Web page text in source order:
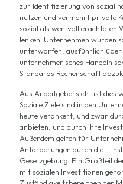
zur Identifizierung von sozial
nutzen und vermehrt private
sozial als wertvoll erachteten
lenken. Unternehmen würden
unterworfen, ausführlich über
unternehmerisches Handeln
Standards Rechenschaft
Aus Arbeitgebersicht ist dies
Soziale Ziele sind in den
heute verankert, und zwar
anbieten, und durch ihre
Außerdem gelten für
Anforderungen durch die –
Gesetzgebung. Ein Großteil
mit sozialen Investitionen